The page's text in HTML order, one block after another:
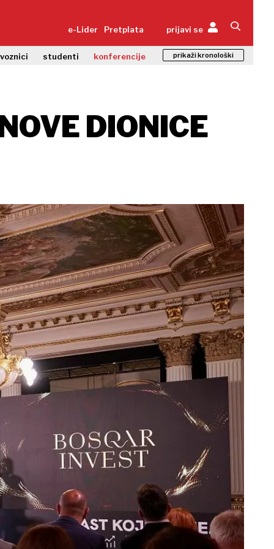
e-Lider Pretplata prijavi se
studenti konferencije prikaži kronološki
DIONICE